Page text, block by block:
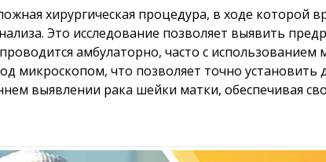
хирургическая процедура, в ходе которой
Это исследование позволяет выявить
амбулаторно, часто с
микроскопом, что позволяет точно
выявлении рака шейки матки, обеспечивая